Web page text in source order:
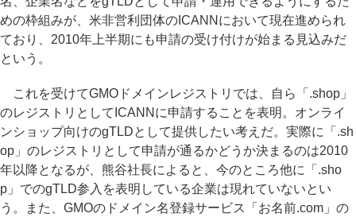
めの枠組みが、米非営利団体のICANNにおいて現在進められ
ており、2010年上半期にも申請の受け付けが始まる見込みだ
という。
これを受けてGMOドメインレジストリでは、自ら「.shop」
のレジストリとしてICANNに申請することを表明。オンライ
ンショップ向けのgTLDとして提供したい考えだ。実際に「.sh
op」のレジストリとして申請が通るかどうか決まるのは2010
年以降となるが、熊谷社長によると、今のところ他に「.sho
p」でのgTLD参入を表明している企業は現れていないとい
う。また、GMOのドメイン名登録サービス「お名前.com」の